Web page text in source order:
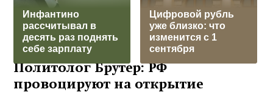
Инфантино
рассчитывал в
десять раз поднять
себе зарплату
Цифровой рубль
уже близко: что
изменится с 1
сентября
Политолог Брутер: РФ
провоцируют на открытие